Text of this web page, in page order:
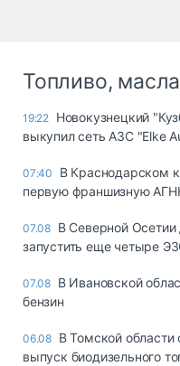
Топливо,
19:22 Новокузнецкий
выкупил сеть АЗС "Elke
07:40
В Краснодарском
первую франшизную
07.08 В Северной Осетии
запустить еще четыре
07.08 В Ивановской
бензин
06.08 В Томской области
выпуск биодизельного